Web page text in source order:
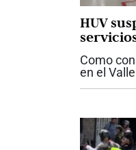
HUV
Como
en el